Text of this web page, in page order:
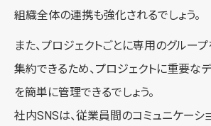
組織全体の連携も強化されるでしょう。
また、プロジェクトごとに専用のグルー
集約できるため、プロジェクトに重要な
を簡単に管理できるでしょう。
社内SNSは、従業員間のコミュニケーシ